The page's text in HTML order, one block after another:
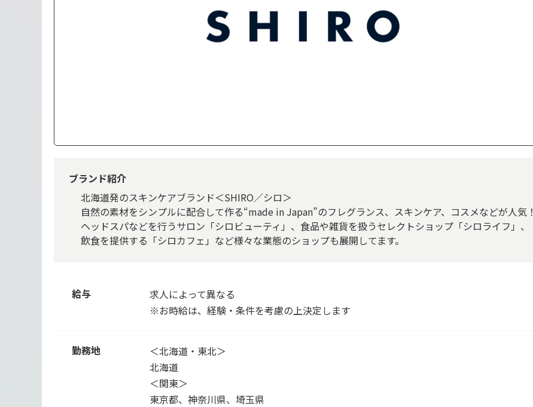
ブランド紹介
北海道発のスキンケアブランド＜SHIRO／シロ＞
自然の素材をシンプルに配合して作る“made in Japan”のフレグランス、スキンケア、コスメなどが人気！
ヘッドスパなどを行うサロン「シロビューティ」、食品や雑貨を扱うセレクトショップ「シロライフ」、
飲食を提供する「シロカフェ」など様々な業態のショップも展開してます。
給与
求人によって異なる
※お時給は、経験・条件を考慮の上決定します
勤務地
＜北海道・東北＞
北海道
＜関東＞
東京都、神奈川県、埼玉県